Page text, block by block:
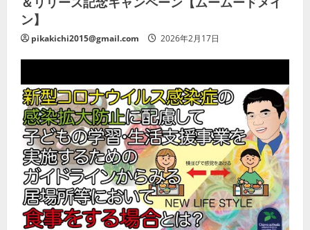
ン】
pikakichi2015@gmail.com 2026年2月17日